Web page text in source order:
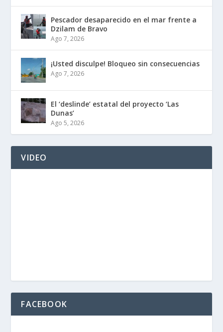
Pescador desaparecido en el mar frente a
Dzilam de Bravo
Ago 7, 2026
¡Usted disculpe! Bloqueo sin consecuencias
Ago 7, 2026
El ‘deslinde’ estatal del proyecto ‘Las
Dunas’
Ago 5, 2026
VIDEO
FACEBOOK